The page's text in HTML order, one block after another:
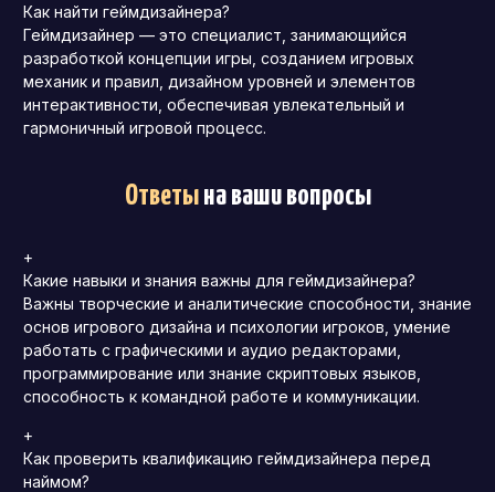
Как найти геймдизайнера?
Геймдизайнер — это специалист, занимающийся
разработкой концепции игры, созданием игровых
механик и правил, дизайном уровней и элементов
интерактивности, обеспечивая увлекательный и
гармоничный игровой процесс.
Ответына ваши вопросы
+
Какие навыки и знания важны для геймдизайнера?
Важны творческие и аналитические способности, знание
основ игрового дизайна и психологии игроков, умение
работать с графическими и аудио редакторами,
программирование или знание скриптовых языков,
способность к командной работе и коммуникации.
+
Как проверить квалификацию геймдизайнера перед
наймом?